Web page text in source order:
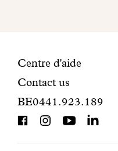
Informations
de
contact
Centre d'aide
Contact us
BE0441.923.189